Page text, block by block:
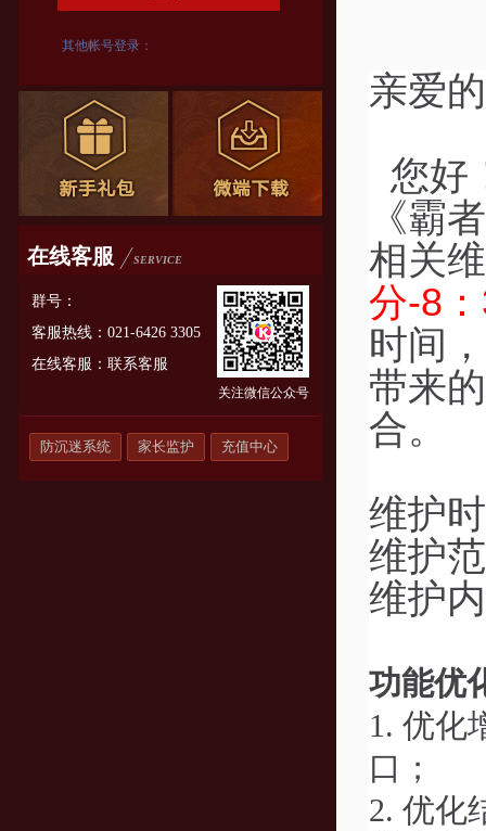
其他帐号登录：
在线客服 SERVICE
群号：
客服热线：021-6426 3305
在线客服： 联系客服
关注微信公众号
防沉迷系统 家长监护 充值中心
亲爱
您好
《霸
相关
分-8
时间
带来
合。
维护
维护
维护
功能优
1. 优化
口；
2. 优化